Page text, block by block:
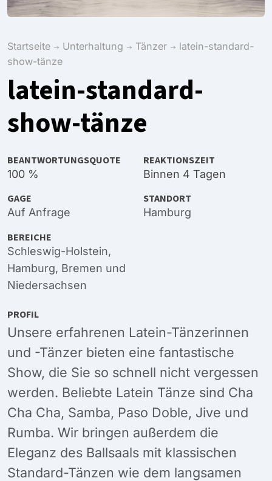
Startseite Unterhaltung Tänzer
latein-standard-
show-tänze
latein-standard-
show-tänze
BEANTWORTUNGSQUOTE
100 %
REAKTIONSZEIT
Binnen 4 Tagen
GAGE
Auf Anfrage
STANDORT
Hamburg
BEREICHE
Schleswig-Holstein,
Hamburg, Bremen und
Niedersachsen
PROFIL
Unsere erfahrenen Latein-Tänzerinnen
und -Tänzer bieten eine fantastische
Show, die Sie so schnell nicht vergessen
werden. Beliebte Latein Tänze sind Cha
Cha Cha, Samba, Paso Doble, Jive und
Rumba. Wir bringen außerdem die
Eleganz des Ballsaals mit klassischen
Standard-Tänzen wie dem langsamen